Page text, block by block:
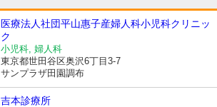
医療法人社団平山惠子産婦人科小児科クリニッ
ク
小児科, 婦人科
東京都世田谷区奥沢6丁目3-7
サンプラザ田園調布
吉本診療所